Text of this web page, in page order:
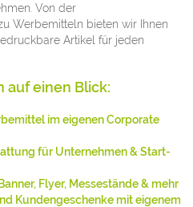
Von der
Werbemitteln bieten wir Ihnen
Artikel für jeden
auf einen Blick:
im eigenen Corporate
für Unternehmen & Start-
Flyer, Messestände & mehr
Kundengeschenke mit eigenem